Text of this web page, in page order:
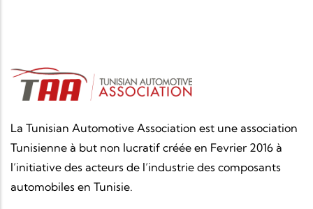
La Tunisian Automotive Association est une association
Tunisienne à but non lucratif créée en Fevrier 2016 à
l’initiative des acteurs de l’industrie des composants
automobiles en Tunisie.